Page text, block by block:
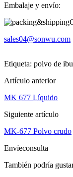
Embalaje y envío:
sales04@sonwu.com
Etiqueta: polvo de
Artículo anterior
MK 677 Líquido
Siguiente artículo
MK-677 Polvo crudo
Envíeconsulta
También podría